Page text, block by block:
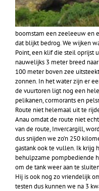
boomstam een zeeleeuw en
dat blijkt bedrog. We wijken
Point, een klif die steil oprijst
nauwelijks 3 meter breed
100 meter boven zee
zonnen. In het water zijn er
de vuurtoren ligt nog een
pelikanen, cormorants en
Route niet helemaal uit te
Anau omdat de route niet
van de route, Invercargill,
dus snijden we zo’n 250
gastank ook te vullen. Ik krijg
behulpzame pompbediende
om de tank weer aan te
Hij is ook nog zo vriendelijk
testen dus kunnen we na 3